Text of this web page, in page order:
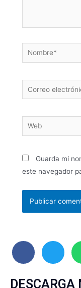
Guarda mi
este navegador